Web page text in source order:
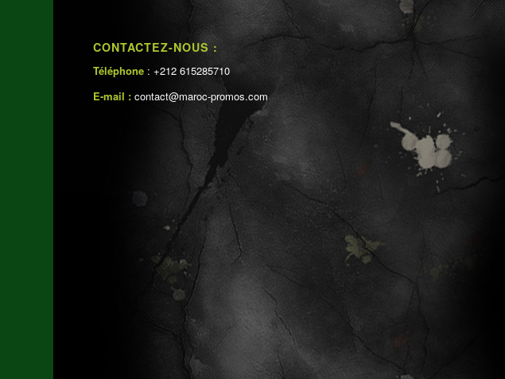
CONTACTEZ-NOUS :
Téléphone : +212 615285710
E-mail : contact@maroc-promos.com